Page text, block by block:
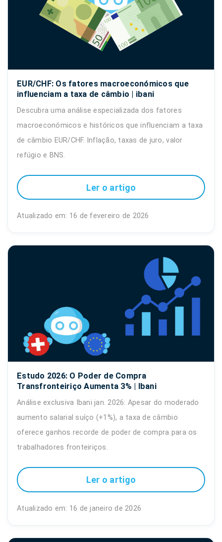
EUR/CHF: Os fatores macroeconómicos que
influenciam a taxa de câmbio | ibani
Descubra uma análise especializada dos fatores
macroeconómicos e históricos que influenciam a taxa
de câmbio EUR/CHF. Inflação, taxas de juro, valor
refúgio e BNS.
Ler o artigo
Atualizado em: 16 de fevereiro de 2026
Estudo 2026: O Poder de Compra
Transfronteiriço Aumenta 3% | Ibani
Análise exclusiva Ibani jan. 2026: Apesar do moderado
aumento salarial suíço (+1%), a taxa de câmbio
oferece ganhos recorde de poder de compra para os
trabalhadores fronteiriços.
Ler o artigo
Atualizado em: 16 de janeiro de 2026